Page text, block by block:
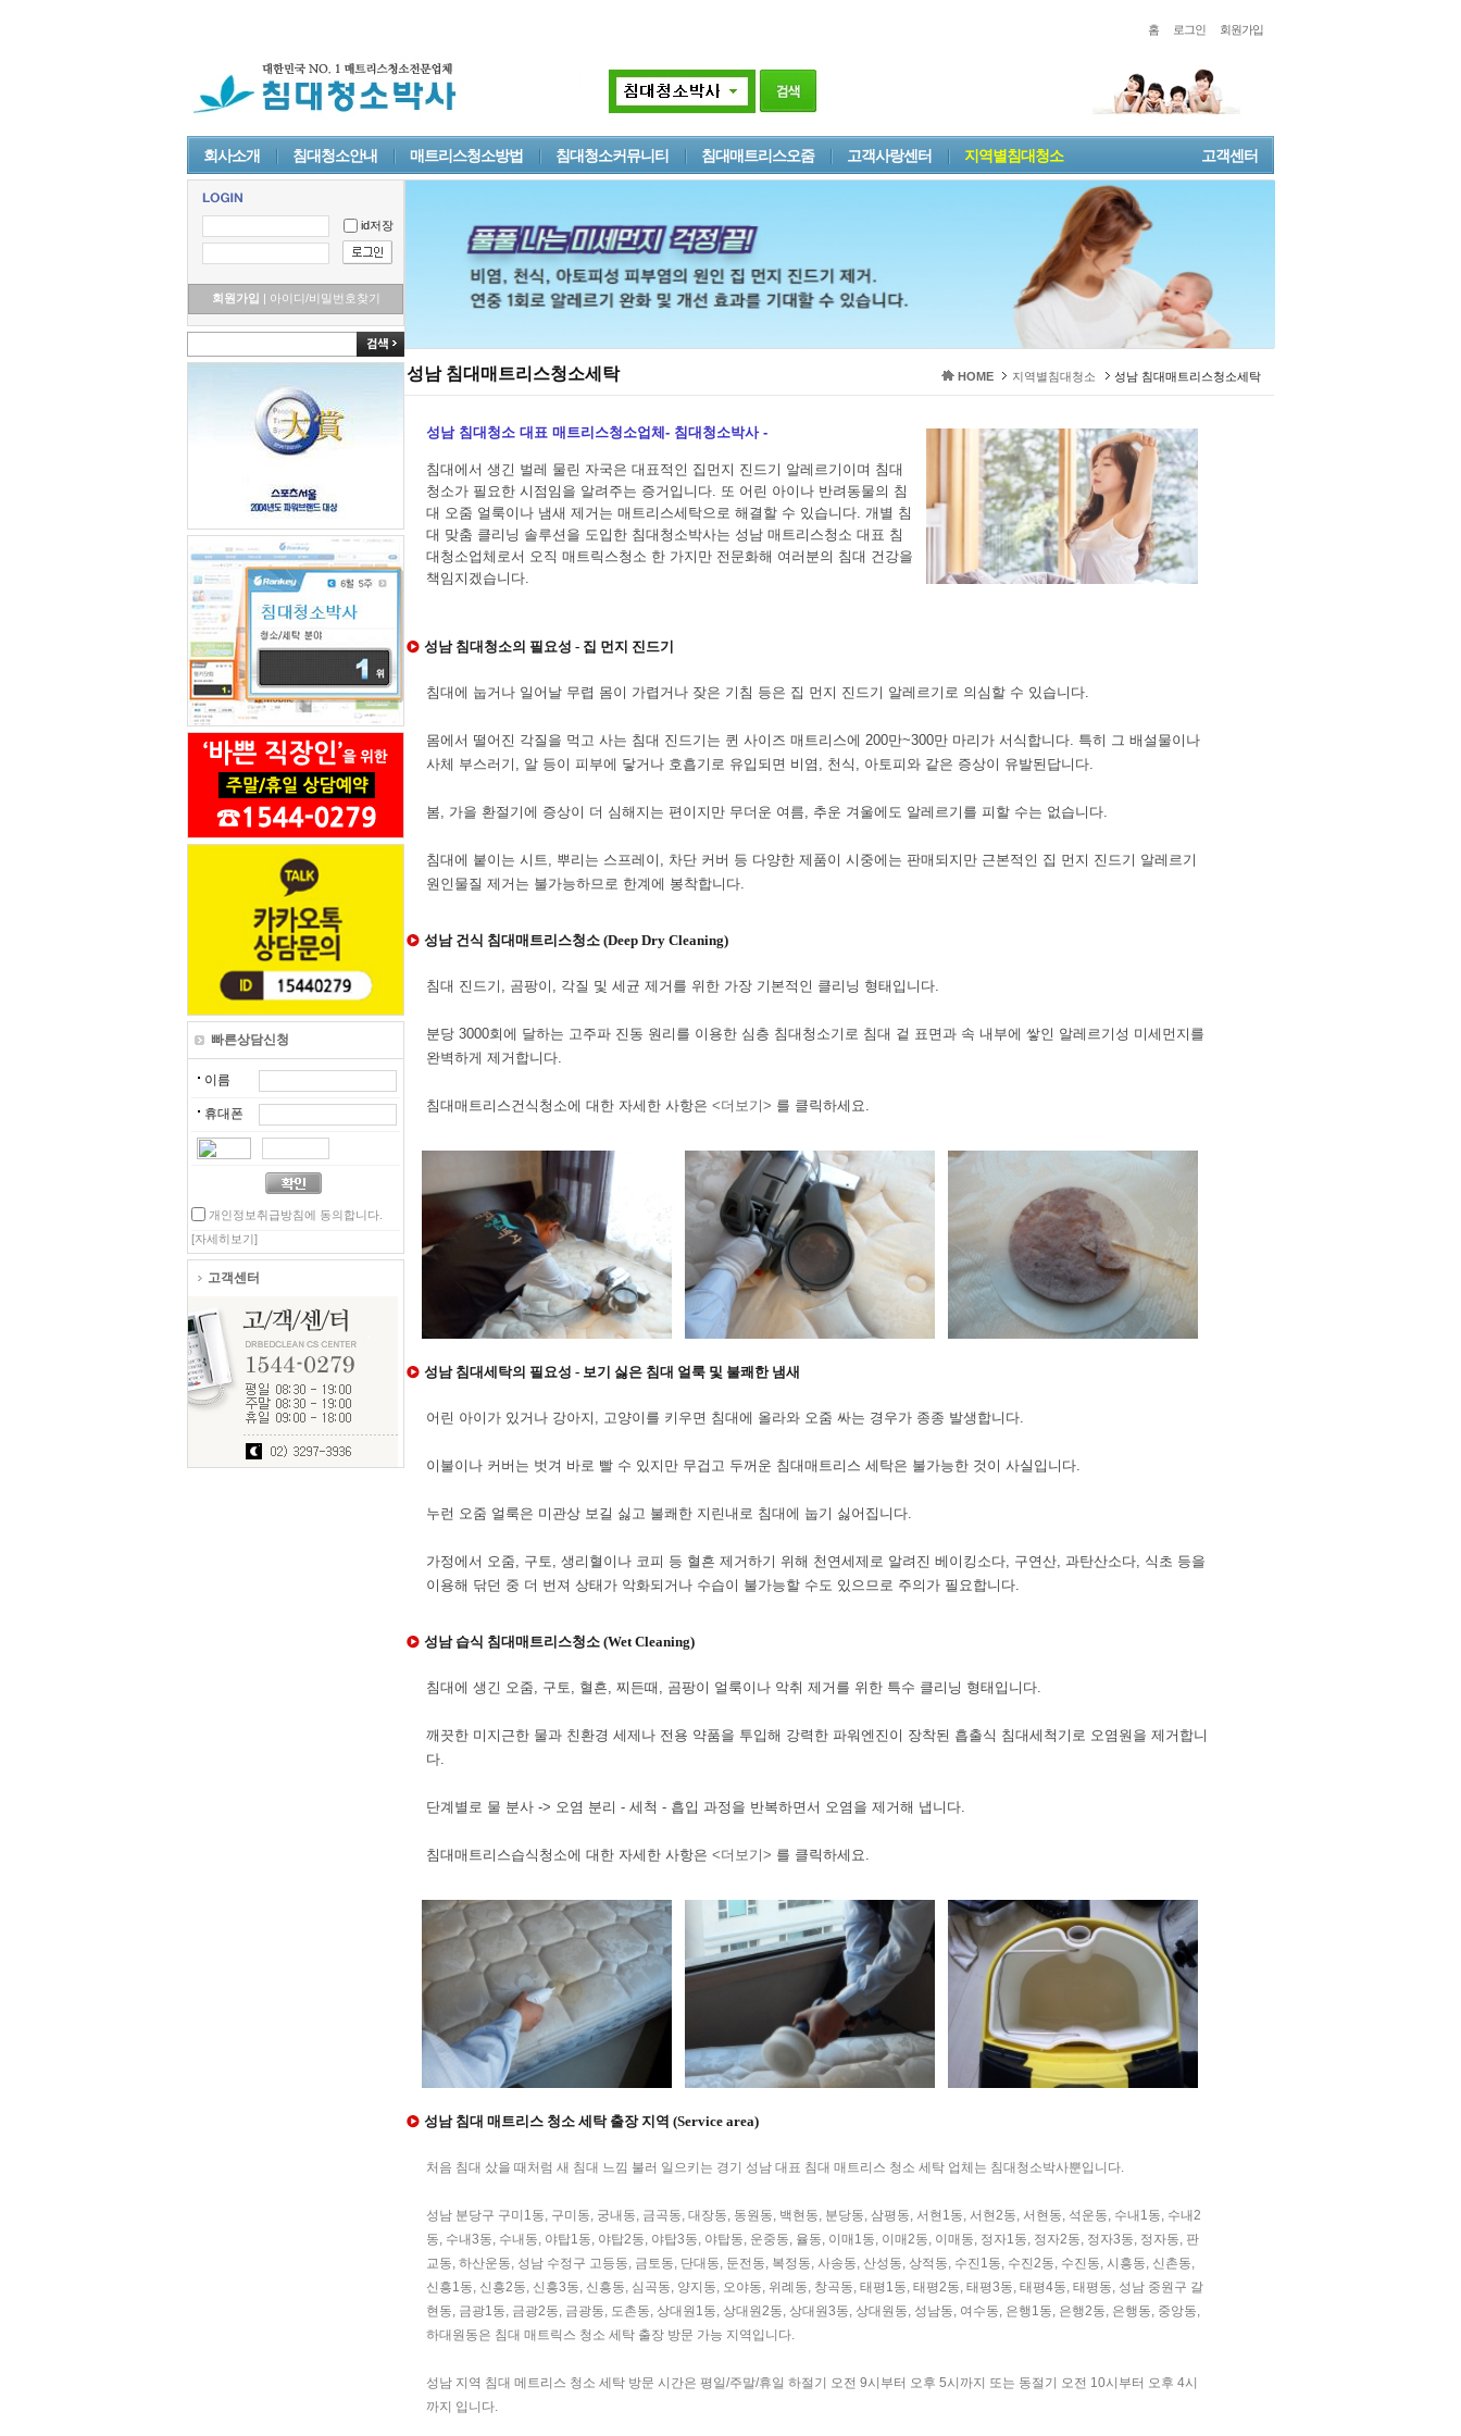
홈 로그인 회원가입
회사소개 침대청소안내 매트리스청소방법 침대청소커뮤니티 침대매트리스오줌 고객사랑센터 지역별침대청소 고객센터
id저장
회원가입 | 아이디/비밀번호찾기
빠른상담신청
이름
휴대폰
개인정보취급방침에 동의합니다.
[자세히보기]
고객센터
성남 침대매트리스청소세탁 HOME 지역별침대청소 성남 침대매트리스청소세탁
성남 침대청소 대표 매트리스청소업체- 침대청소박사 -
침대에서 생긴 벌레 물린 자국은 대표적인 집먼지 진드기 알레르기이며 침대
청소가 필요한 시점임을 알려주는 증거입니다. 또 어린 아이나 반려동물의 침
대 오줌 얼룩이나 냄새 제거는 매트리스세탁으로 해결할 수 있습니다. 개별 침
대 맞춤 클리닝 솔루션을 도입한 침대청소박사는 성남 매트리스청소 대표 침
대청소업체로서 오직 매트릭스청소 한 가지만 전문화해 여러분의 침대 건강을
책임지겠습니다.
성남 침대청소의 필요성 - 집 먼지 진드기
침대에 눕거나 일어날 무렵 몸이 가렵거나 잦은 기침 등은 집 먼지 진드기 알레르기로 의심할 수 있습니다.
몸에서 떨어진 각질을 먹고 사는 침대 진드기는 퀸 사이즈 매트리스에 200만~300만 마리가 서식합니다. 특히 그 배설물이나
사체 부스러기, 알 등이 피부에 닿거나 호흡기로 유입되면 비염, 천식, 아토피와 같은 증상이 유발된답니다.
봄, 가을 환절기에 증상이 더 심해지는 편이지만 무더운 여름, 추운 겨울에도 알레르기를 피할 수는 없습니다.
침대에 붙이는 시트, 뿌리는 스프레이, 차단 커버 등 다양한 제품이 시중에는 판매되지만 근본적인 집 먼지 진드기 알레르기
원인물질 제거는 불가능하므로 한계에 봉착합니다.
성남 건식 침대매트리스청소 (Deep Dry Cleaning)
침대 진드기, 곰팡이, 각질 및 세균 제거를 위한 가장 기본적인 클리닝 형태입니다.
분당 3000회에 달하는 고주파 진동 원리를 이용한 심층 침대청소기로 침대 겉 표면과 속 내부에 쌓인 알레르기성 미세먼지를
완벽하게 제거합니다.
침대매트리스건식청소에 대한 자세한 사항은 <더보기> 를 클릭하세요.
성남 침대세탁의 필요성 - 보기 싫은 침대 얼룩 및 불쾌한 냄새
어린 아이가 있거나 강아지, 고양이를 키우면 침대에 올라와 오줌 싸는 경우가 종종 발생합니다.
이불이나 커버는 벗겨 바로 빨 수 있지만 무겁고 두꺼운 침대매트리스 세탁은 불가능한 것이 사실입니다.
누런 오줌 얼룩은 미관상 보길 싫고 불쾌한 지린내로 침대에 눕기 싫어집니다.
가정에서 오줌, 구토, 생리혈이나 코피 등 혈흔 제거하기 위해 천연세제로 알려진 베이킹소다, 구연산, 과탄산소다, 식초 등을
이용해 닦던 중 더 번져 상태가 악화되거나 수습이 불가능할 수도 있으므로 주의가 필요합니다.
성남 습식 침대매트리스청소 (Wet Cleaning)
침대에 생긴 오줌, 구토, 혈흔, 찌든때, 곰팡이 얼룩이나 악취 제거를 위한 특수 클리닝 형태입니다.
깨끗한 미지근한 물과 친환경 세제나 전용 약품을 투입해 강력한 파워엔진이 장착된 흡출식 침대세척기로 오염원을 제거합니
다.
단계별로 물 분사 -> 오염 분리 - 세척 - 흡입 과정을 반복하면서 오염을 제거해 냅니다.
침대매트리스습식청소에 대한 자세한 사항은 <더보기> 를 클릭하세요.
성남 침대 매트리스 청소 세탁 출장 지역 (Service area)
처음 침대 샀을 때처럼 새 침대 느낌 불러 일으키는 경기 성남 대표 침대 매트리스 청소 세탁 업체는 침대청소박사뿐입니다.
성남 분당구 구미1동, 구미동, 궁내동, 금곡동, 대장동, 동원동, 백현동, 분당동, 삼평동, 서현1동, 서현2동, 서현동, 석운동, 수내1동, 수내2
동, 수내3동, 수내동, 야탑1동, 야탑2동, 야탑3동, 야탑동, 운중동, 율동, 이매1동, 이매2동, 이매동, 정자1동, 정자2동, 정자3동, 정자동, 판
교동, 하산운동, 성남 수정구 고등동, 금토동, 단대동, 둔전동, 복정동, 사송동, 산성동, 상적동, 수진1동, 수진2동, 수진동, 시흥동, 신촌동,
신흥1동, 신흥2동, 신흥3동, 신흥동, 심곡동, 양지동, 오야동, 위례동, 창곡동, 태평1동, 태평2동, 태평3동, 태평4동, 태평동, 성남 중원구 갈
현동, 금광1동, 금광2동, 금광동, 도촌동, 상대원1동, 상대원2동, 상대원3동, 상대원동, 성남동, 여수동, 은행1동, 은행2동, 은행동, 중앙동,
하대원동은 침대 매트릭스 청소 세탁 출장 방문 가능 지역입니다.
성남 지역 침대 메트리스 청소 세탁 방문 시간은 평일/주말/휴일 하절기 오전 9시부터 오후 5시까지 또는 동절기 오전 10시부터 오후 4시
까지 입니다.